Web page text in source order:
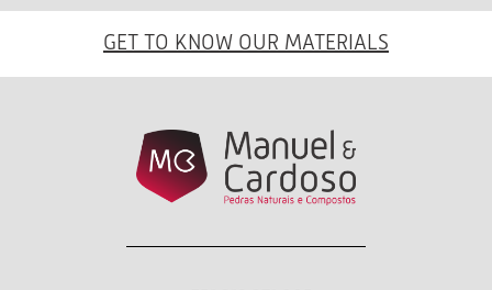
GET TO KNOW OUR MATERIALS